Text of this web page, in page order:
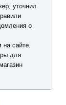
уточнил
о
на сайте.
для